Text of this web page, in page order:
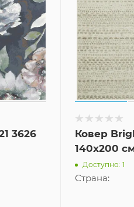
3626
Ковер
140x200
Доступно: 1
Страна: